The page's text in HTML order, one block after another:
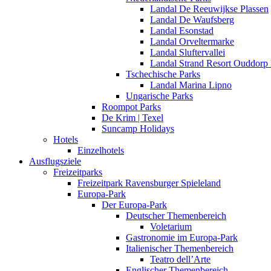
Landal De Reeuwijkse Plassen
Landal De Waufsberg
Landal Esonstad
Landal Orveltermarke
Landal Sluftervallei
Landal Strand Resort
Tschechische Parks
Landal Marina Lipno
Ungarische Parks
Roompot Parks
De Krim | Texel
Suncamp Holidays
Hotels
Einzelhotels
Ausflugsziele
Freizeitparks
Freizeitpark Ravensburger Spieleland
Europa-Park
Der Europa-Park
Deutscher Themenbereich
Voletarium
Gastronomie im Europa-Park
Italienischer Themenbereich
Teatro dell’Arte